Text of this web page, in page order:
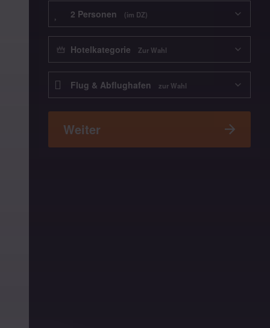
Reisende2 Personen (im DZ)
Hotelkategorie
Hotelkategorie Zur Wahl
Abflugflughafen
Flug & Abflughafen zur Wahl
Weiter